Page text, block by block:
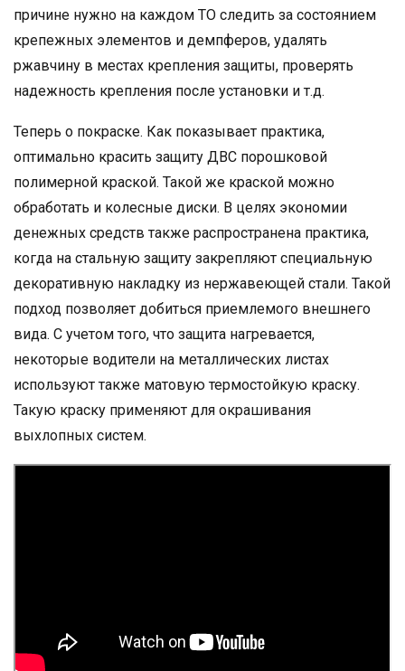
причине нужно на каждом ТО следить за состоянием
крепежных элементов и демпферов, удалять
ржавчину в местах крепления защиты, проверять
надежность крепления после установки и т.д.
Теперь о покраске. Как показывает практика,
оптимально красить защиту ДВС порошковой
полимерной краской. Такой же краской можно
обработать и колесные диски. В целях экономии
денежных средств также распространена практика,
когда на стальную защиту закрепляют специальную
декоративную накладку из нержавеющей стали. Такой
подход позволяет добиться приемлемого внешнего
вида. С учетом того, что защита нагревается,
некоторые водители на металлических листах
используют также матовую термостойкую краску.
Такую краску применяют для окрашивания
выхлопных систем.